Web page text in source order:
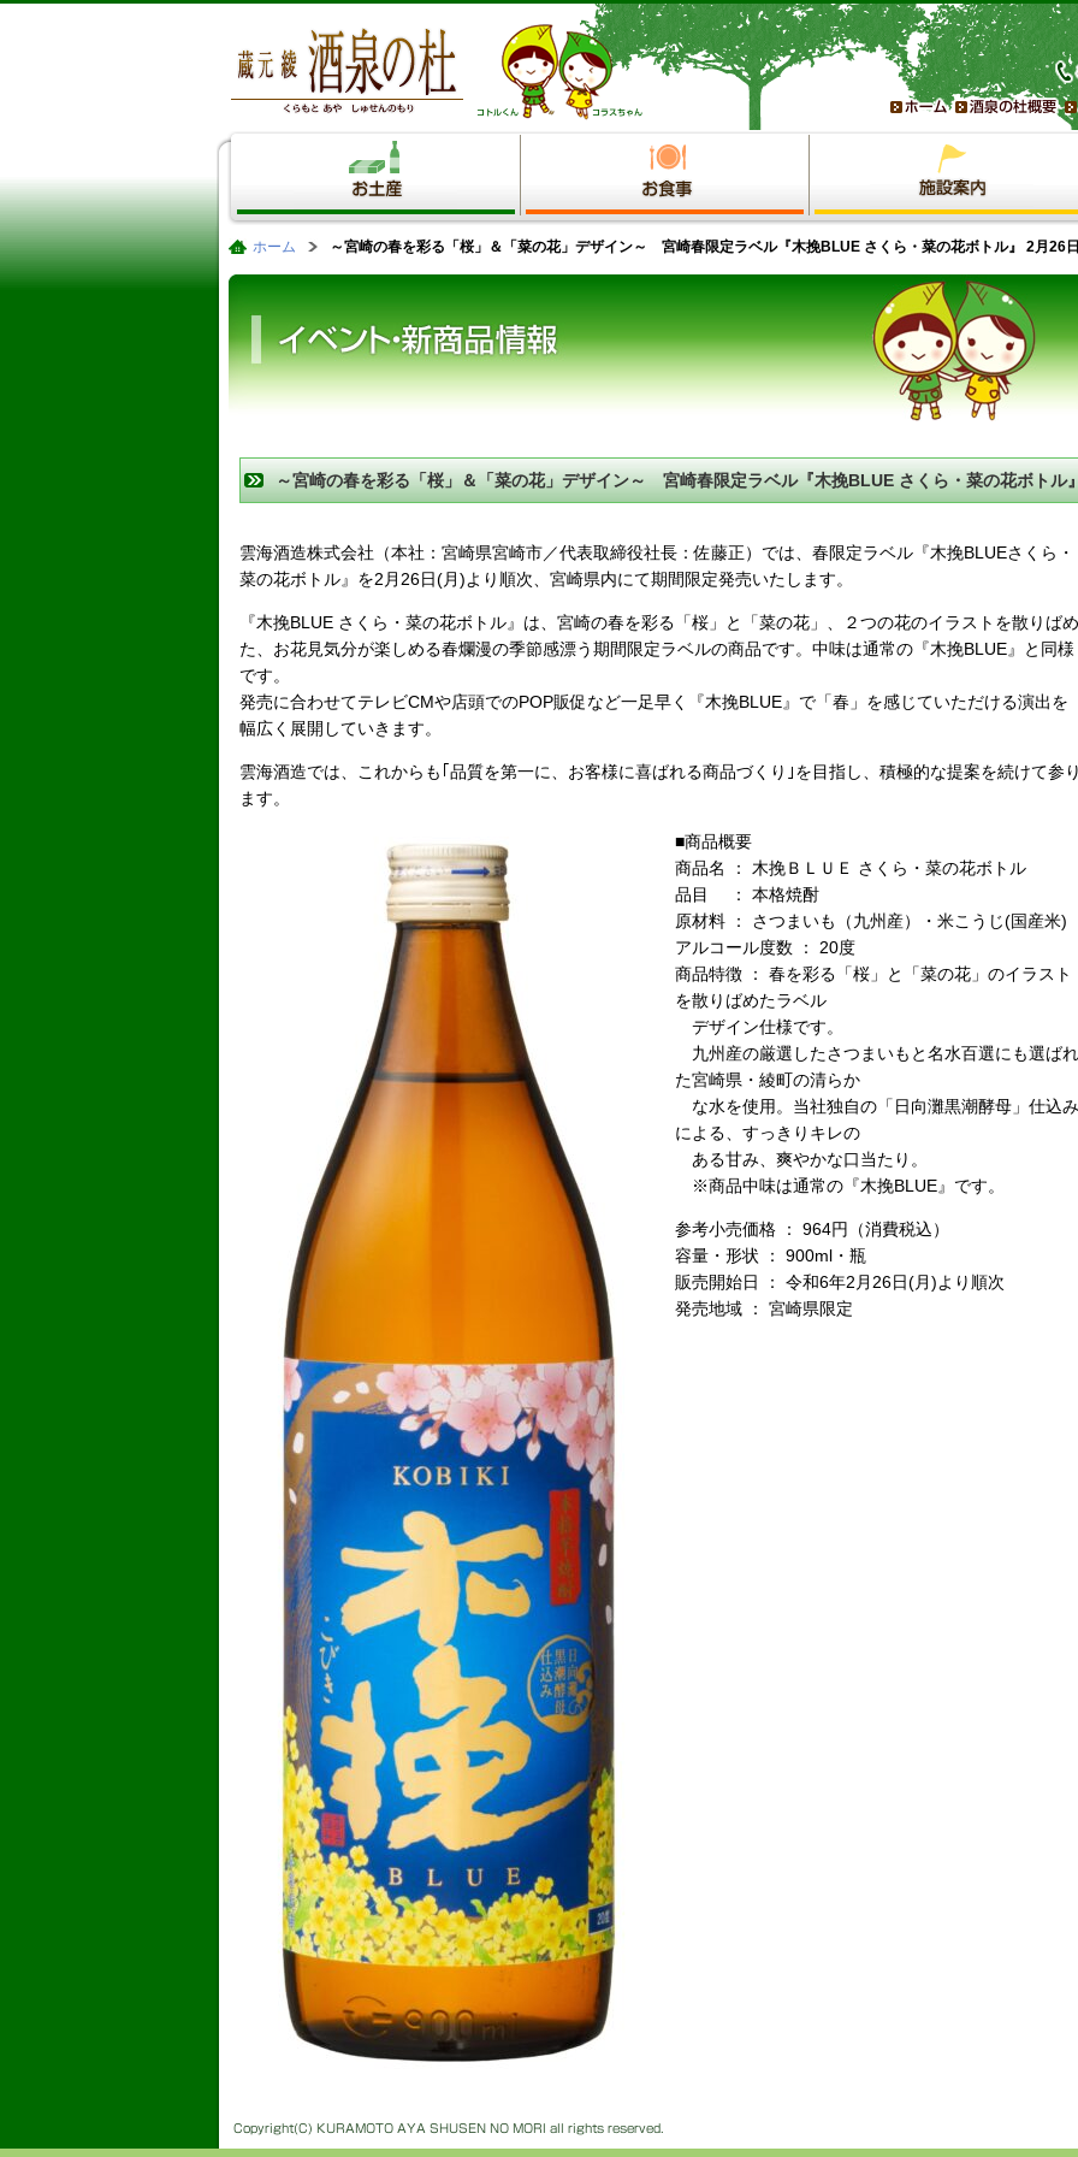
ホーム ～宮崎の春を彩る「桜」＆「菜の花」デザイン～ 宮崎春限定ラベル『木挽BLUE さくら・菜の花ボトル』 2月26
～宮崎の春を彩る「桜」＆「菜の花」デザイン～ 宮崎春限定ラベル『木挽BLUE さくら・菜の花ボトル
雲海酒造株式会社（本社：宮崎県宮崎市／代表取締役社長：佐藤正）では、春限定ラベル『木挽BLUEさくら・
菜の花ボトル』を2月26日(月)より順次、宮崎県内にて期間限定発売いたします。
『木挽BLUE さくら・菜の花ボトル』は、宮崎の春を彩る「桜」と「菜の花」、２つの花のイラストを散りばめ
た、お花見気分が楽しめる春爛漫の季節感漂う期間限定ラベルの商品です。中味は通常の『木挽BLUE』と同様
です。
発売に合わせてテレビCMや店頭でのPOP販促など一足早く『木挽BLUE』で「春」を感じていただける演出を
幅広く展開していきます。
雲海酒造では、これからも｢品質を第一に、お客様に喜ばれる商品づくり｣を目指し、積極的な提案を続けて参
ます。
■商品概要
商品名 ： 木挽ＢＬＵＥ さくら・菜の花ボトル
品目 ： 本格焼酎
原材料 ： さつまいも（九州産）・米こうじ(国産米)
アルコール度数 ： 20度
商品特徴 ： 春を彩る「桜」と「菜の花」のイラスト
を散りばめたラベル
デザイン仕様です。
九州産の厳選したさつまいもと名水百選にも選ばれ
た宮崎県・綾町の清らか
な水を使用。当社独自の「日向灘黒潮酵母」仕込み
による、すっきりキレの
ある甘み、爽やかな口当たり。
※商品中味は通常の『木挽BLUE』です。
参考小売価格 ： 964円（消費税込）
容量・形状 ： 900ml・瓶
販売開始日 ： 令和6年2月26日(月)より順次
発売地域 ： 宮崎県限定